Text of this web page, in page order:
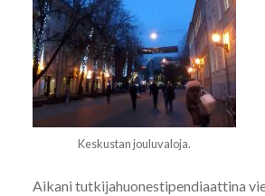
Keskustan jouluvaloja.
Aikani tutkijahuonestipendiaattina